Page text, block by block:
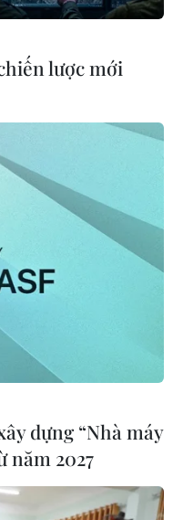
lược mới
dựng “Nhà máy
năm 2027